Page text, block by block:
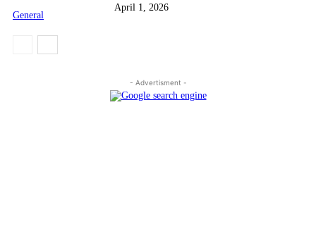
General
April 1, 2026
- Advertisment -